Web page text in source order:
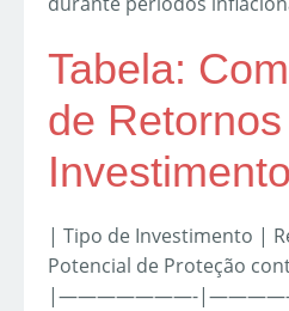
Tabela:
de
| Tipo de Investimento |
Potencial de Proteção
|———————-